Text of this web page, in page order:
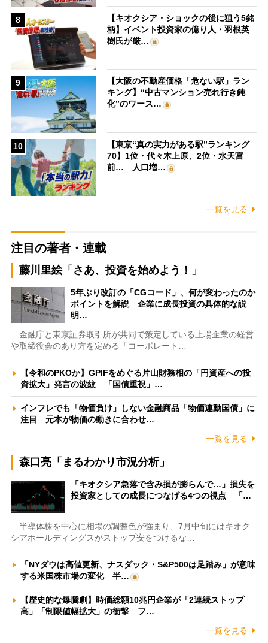
8
【キオクシア・ショックの後に狙う5銘
柄】イベント投資家の億り人・羽根英
樹氏が厳…
9
【大阪の不動産価格「危ない駅」ラン
キング】“中古マンション売れ行き鈍
化”のワース…
10
【東京“真の実力がある駅”ランキング
70】1位・代々木上原、2位・水天宮
前… 人口増…
一覧を見る
注目の著者・連載
藤川里絵「さあ、投資を始めよう！」
5年ぶり改訂の「CGコード」、何が変わったのか
ポイントを解説 企業に成長投資の具体的な説
明…
金融庁と東京証券取引所が共同で策定している上場企業の経営
や取締役会のあり方を定める「コーポレート…
【令和のPKOか】GPIFをめぐる片山財務相の「円資産への投
資拡大」発言の波紋 「国債重視」…
インフレでも「物価負け」しない金融商品「物価連動国債」に
注目 元本が物価の動きに合わせ…
一覧を見る
森口亮「まるわかり市況分析」
「キオクシア急落で含み損が膨らんで…」損失を
投資家としての成長につなげる4つの視点 「…
半導体株を中心に相場の調整色が強まり、7月中旬にはキオク
シアホールディングスがストップ安をつけるな…
「NYダウは高値更新、ナスダック・S&P500は足踏み」が意味
する米国株市場の変化 半…
【歴史的な爆騰劇】時価総額10兆円企業が「2連続ストップ
高」「制限値幅拡大」の衝撃 フ…
一覧を見る